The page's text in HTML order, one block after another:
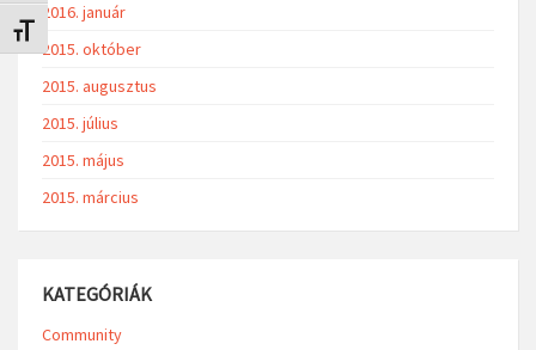
Betűméret váltása
2016. január
2015. október
2015. augusztus
2015. július
2015. május
2015. március
KATEGÓRIÁK
Community